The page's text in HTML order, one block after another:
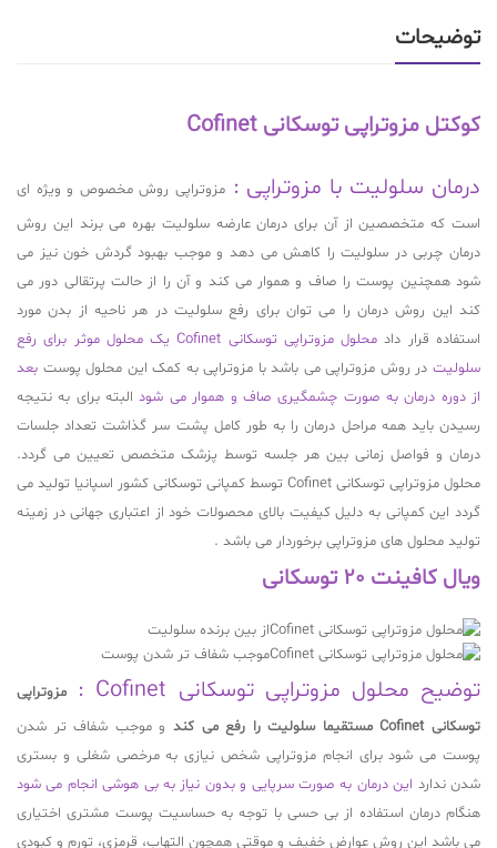
توضیحات
کوکتل مزوتراپی توسکانی Cofinet
درمان سلولیت با مزوتراپی : مزوتراپی روش مخصوص و ویژه ای
است که متخصصین از آن برای درمان عارضه سلولیت بهره می برند این روش
درمان چربی در سلولیت را کاهش می دهد و موجب بهبود گردش خون نیز می
شود همچنین پوست را صاف و هموار می کند و آن را از حالت پرتقالی دور می
کند این روش درمان را می توان برای رفع سلولیت در هر ناحیه از بدن مورد
استفاده قرار داد
محلول مزوتراپی توسکانی Cofinet یک محلول موثر برای رفع
سلولیت در روش مزوتراپی می باشد با مزوتراپی به کمک این محلول پوست بعد
از دوره درمان به صورت چشمگیری صاف و هموار می شودالبته برای به نتیجه
رسیدن باید همه مراحل درمان را به طور کامل پشت سر گذاشت تعداد جلسات
درمان و فواصل زمانی بین هر جلسه توسط پزشک متخصص تعیین می گردد.
محلول مزوتراپی توسکانی Cofinet توسط کمپانی توسکانی کشور اسپانیا تولید می
گردد این کمپانی به دلیل کیفیت بالای محصولات خود از اعتباری جهانی در زمینه
تولید محلول های مزوتراپی برخوردار می باشد .
ویال کافینت 20 توسکانی
از بین برنده سلولیت
موجب شفاف تر شدن پوست
توضیح محلول مزوتراپی توسکانی Cofinet :
مزوتراپی
توسکانی Cofinet مستقیما سلولیت را رفع می کند
و موجب شفاف تر شدن
پوست می شود برای انجام مزوتراپی شخص نیازی به مرخصی شغلی و بستری
شدن ندارد این درمان به صورت سرپایی و بدون نیاز به بی هوشی انجام می شود
هنگام درمان استفاده از بی حسی با توجه به حساسیت پوست مشتری اختیاری
می باشد این روش عوارض خفیف و موقتی همچون التهاب، قرمزی، تورم و کبودی